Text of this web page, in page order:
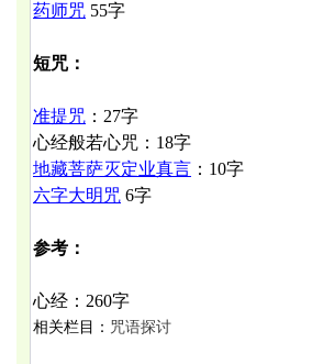
药师咒 55字
短咒：
准提咒 ： 27字
心经般若心咒： 18字
地藏菩萨灭定业真言 ： 10字
六字大明咒 6字
参考：
心经： 260字
相关栏目： 咒语探讨